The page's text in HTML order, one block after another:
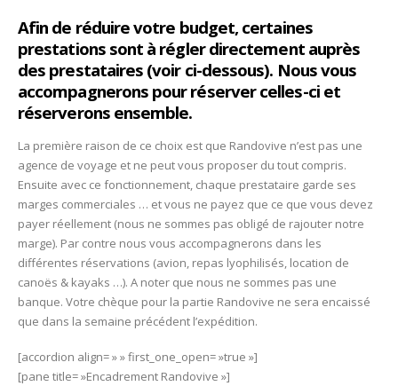
Afin de réduire votre budget, certaines
prestations sont à régler directement auprès
des prestataires (voir ci-dessous). Nous vous
accompagnerons pour réserver celles-ci et
réserverons ensemble.
La première raison de ce choix est que Randovive n’est pas une
agence de voyage et ne peut vous proposer du tout compris.
Ensuite avec ce fonctionnement, chaque prestataire garde ses
marges commerciales … et vous ne payez que ce que vous devez
payer réellement (nous ne sommes pas obligé de rajouter notre
marge). Par contre nous vous accompagnerons dans les
différentes réservations (avion, repas lyophilisés, location de
canoës & kayaks …). A noter que nous ne sommes pas une
banque. Votre chèque pour la partie Randovive ne sera encaissé
que dans la semaine précédent l’expédition.
[accordion align= » » first_one_open= »true »]
[pane title= »Encadrement Randovive »]